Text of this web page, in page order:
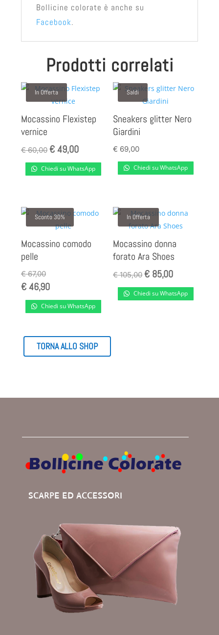
Bollicine colorate è anche su
Facebook.
Prodotti correlati
In Offerta
Mocassino Flexistep
vernice
€60,00 Il
prezzo
originale
€49,00Il
prezzo
attuale
Chiedi su WhatsApp
Saldi
Sneakers glitter Nero
Giardini
€ 69,00
Chiedi su WhatsApp
Sconto 30%
Mocassino comodo
pelle
€67,00
€46,90
Chiedi su WhatsApp
In Offerta
Mocassino donna
forato Ara Shoes
€105,00Il
prezzo
originale
€ 85,00Il
prezzo
attuale
Chiedi su WhatsApp
TORNA ALLO SHOP
SCARPE ED ACCESSORI